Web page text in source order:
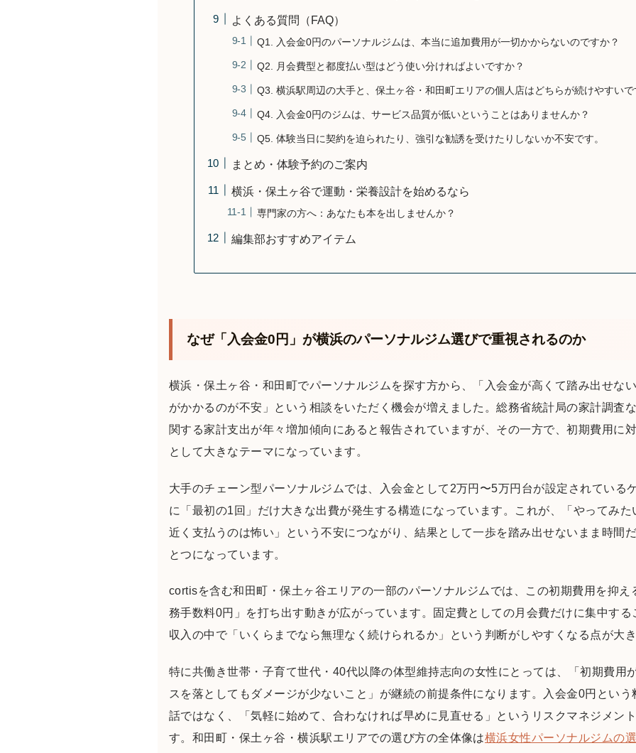
よくある質問（FAQ）
Q1. 入会金0円のパーソナルジムは、本当に追加費用が一切かからないのですか？
Q2. 月会費型と都度払い型はどう使い分ければよいですか？
Q3. 横浜駅周辺の大手と、保土ヶ谷・和田町エリアの個人店はどちらが続けやすいで
Q4. 入会金0円のジムは、サービス品質が低いということはありませんか？
Q5. 体験当日に契約を迫られたり、強引な勧誘を受けたりしないか不安です。
まとめ・体験予約のご案内
横浜・保土ヶ谷で運動・栄養設計を始めるなら
専門家の方へ：あなたも本を出しませんか？
編集部おすすめアイテム
なぜ「入会金0円」が横浜のパーソナルジム選びで重視されるのか
横浜・保土ヶ谷・和田町でパーソナルジムを探す方から、「入会金が高くて踏み出せな
がかかるのが不安」という相談をいただく機会が増えました。総務省統計局の家計調査
関する家計支出が年々増加傾向にあると報告されていますが、その一方で、初期費用に
として大きなテーマになっています。
大手のチェーン型パーソナルジムでは、入会金として2万円〜5万円台が設定されている
に「最初の1回」だけ大きな出費が発生する構造になっています。これが、「やってみ
近く支払うのは怖い」という不安につながり、結果として一歩を踏み出せないまま時間
とつになっています。
cortisを含む和田町・保土ヶ谷エリアの一部のパーソナルジムでは、この初期費用を抑
務手数料0円」を打ち出す動きが広がっています。固定費としての月会費だけに集中す
収入の中で「いくらまでなら無理なく続けられるか」という判断がしやすくなる点が大
特に共働き世帯・子育て世代・40代以降の体型維持志向の女性にとっては、「初期費用
スを落としてもダメージが少ないこと」が継続の前提条件になります。入会金0円とい
話ではなく、「気軽に始めて、合わなければ早めに見直せる」というリスクマネジメン
す。和田町・保土ヶ谷・横浜駅エリアでの選び方の全体像は横浜女性パーソナルジムの